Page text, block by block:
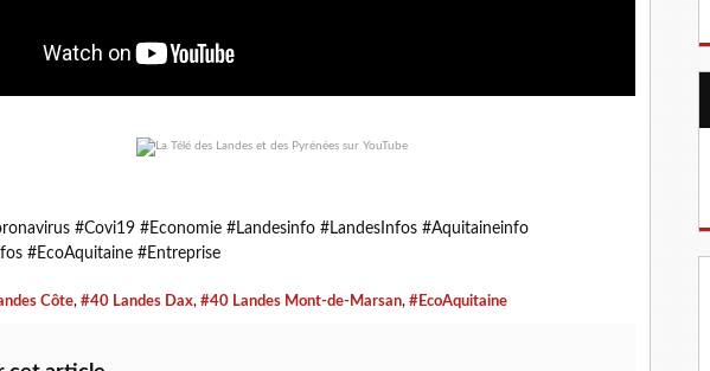
#Covi19 #Economie #Landesinfo #LandesInfos #Aquitaineinfo
#EcoAquitaine #Entreprise
Côte, #40 Landes Dax, #40 Landes Mont-de-Marsan, #EcoAquitaine